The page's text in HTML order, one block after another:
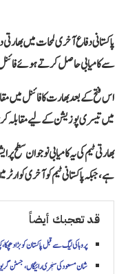
سے کامیابی حاصل کرتے ہوئے
اس فتح کے بعد بھارت کا فائنل میں
میں تیسری پوزیشن کے لیے مقابلہ
بھارتی ٹیم کی یہ کامیابی نوجوان سطح
ہے، جبکہ پاکستانی ٹیم کو آخری
قد تعجبك أيضاً
پرو ہاکی لیگ سے قبل پاکستان کو بڑا